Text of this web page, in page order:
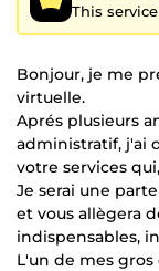
This
Bonjour, je me
virtuelle.
Aprés plusieurs
administratif, j'ai
votre services
Je serai une
et vous allègera
indispensables,
L'un de mes